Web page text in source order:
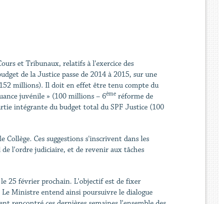
et Tribunaux, relatifs à l'exercice des
de la Justice passe de 2014 à 2015, sur une
millions). Il doit en effet être tenu compte du
juvénile » (100 millions – 6èmeréforme de
intégrante du budget total du SPF Justice (100
Collège. Ces suggestions s'inscrivent dans les
l'ordre judiciaire, et de revenir aux tâches
25 février prochain. L'objectif est de fixer
Ministre entend ainsi poursuivre le dialogue